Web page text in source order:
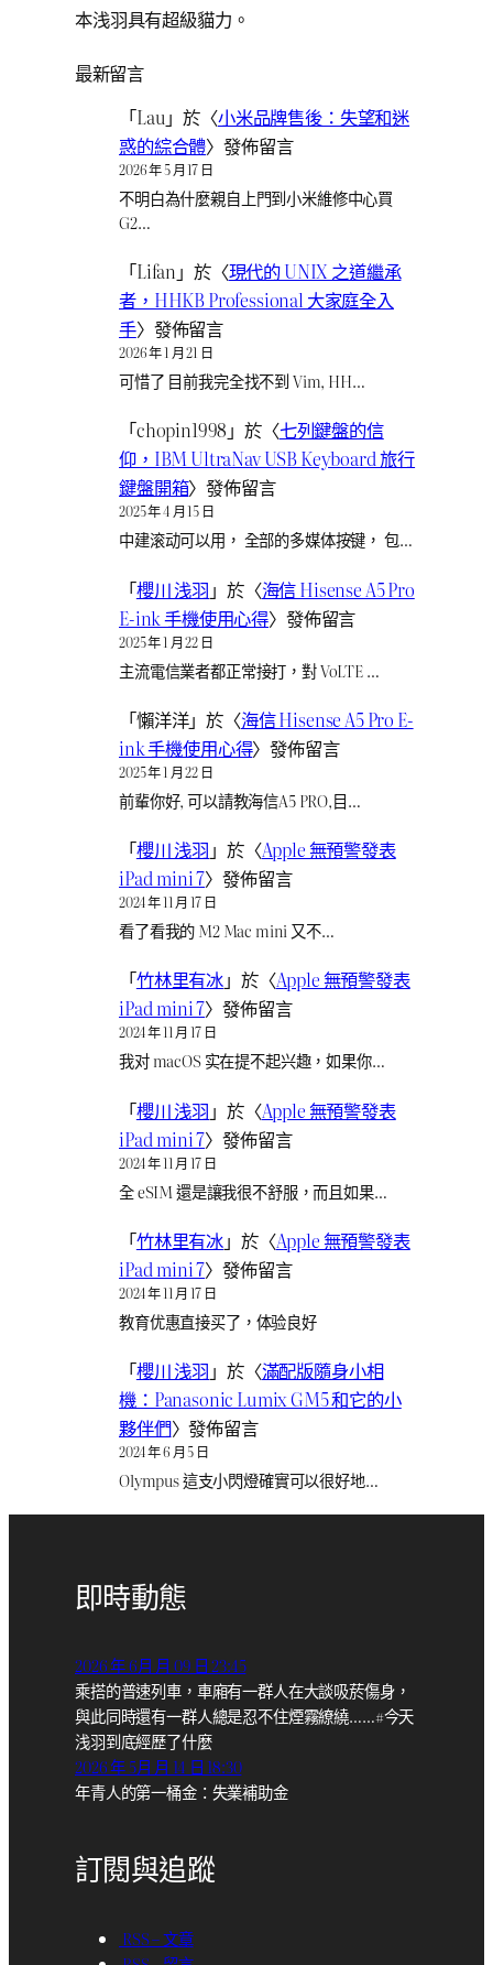
本浅羽具有超級貓力。
最新留言
「Lau」於〈小米品牌售後：失望和迷
惑的綜合體〉發佈留言
2026 年 5 月 17 日
不明白為什麼親自上門到小米維修中心買
G2…
「Lifan 」於〈現代的 UNIX 之道繼承
者，HHKB Professional 大家庭全入
手〉發佈留言
2026 年 1 月 21 日
可惜了 目前我完全找不到 Vim, HH…
「chopin1998 」於〈七列鍵盤的信
仰，IBM UltraNav USB Keyboard 旅行
鍵盤開箱〉發佈留言
2025 年 4 月 15 日
中建滚动可以用， 全部的多媒体按键， 包…
「櫻川 浅羽 」於〈海信 Hisense A5 Pro
E-ink 手機使用心得〉發佈留言
2025 年 1 月 22 日
主流電信業者都正常接打，對 VoLTE …
「懶洋洋」於〈海信 Hisense A5 Pro E-
ink 手機使用心得〉發佈留言
2025 年 1 月 22 日
前輩你好, 可以請教海信A5 PRO,目…
「櫻川 浅羽 」於〈Apple 無預警發表
iPad mini 7〉發佈留言
2024 年 11 月 17 日
看了看我的 M2 Mac mini 又不…
「竹林里有冰」於〈Apple 無預警發表
iPad mini 7〉發佈留言
2024 年 11 月 17 日
我对 macOS 实在提不起兴趣，如果你…
「櫻川 浅羽 」於〈Apple 無預警發表
iPad mini 7〉發佈留言
2024 年 11 月 17 日
全 eSIM 還是讓我很不舒服，而且如果…
「竹林里有冰」於〈Apple 無預警發表
iPad mini 7〉發佈留言
2024 年 11 月 17 日
教育优惠直接买了，体验良好
「櫻川 浅羽 」於〈滿配版隨身小相
機：Panasonic Lumix GM5 和它的小
夥伴們〉發佈留言
2024 年 6 月 5 日
Olympus 這支小閃燈確實可以很好地…
即時動態
2026 年 6月 月 09 日 23:45
乘搭的普速列車，車廂有一群人在大談吸菸傷身，
與此同時還有一群人總是忍不住煙霧繚繞……#今天
浅羽到底經歷了什麼
2026 年 5月 月 14 日 18:30
年青人的第一桶金：失業補助金
訂閱與追蹤
RSS – 文章